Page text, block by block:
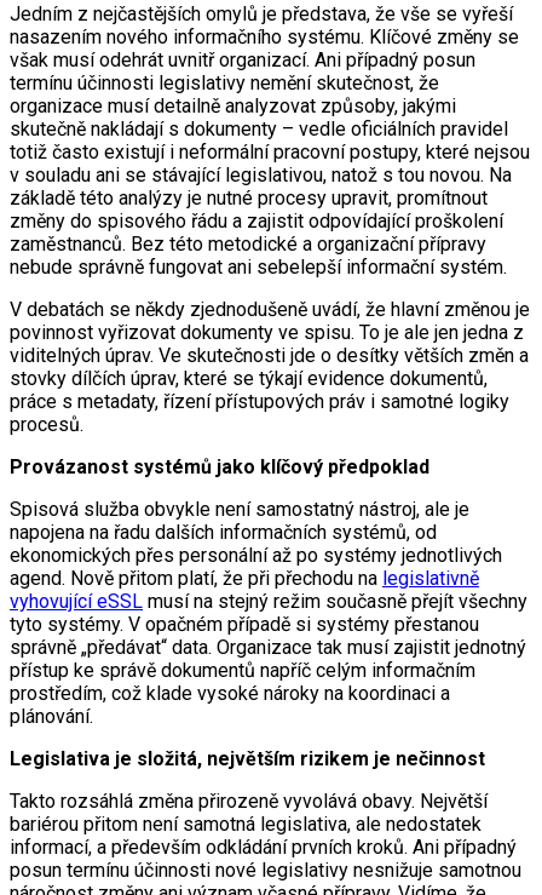
Jedním z nejčastějších omylů je představa, že vše se vyřeší
nasazením nového informačního systému. Klíčové změny se
však musí odehrát uvnitř organizací. Ani případný posun
termínu účinnosti legislativy nemění skutečnost, že
organizace musí detailně analyzovat způsoby, jakými
skutečně nakládají s dokumenty – vedle oficiálních pravidel
totiž často existují i neformální pracovní postupy, které nejsou
v souladu ani se stávající legislativou, natož s tou novou. Na
základě této analýzy je nutné procesy upravit, promítnout
změny do spisového řádu a zajistit odpovídající proškolení
zaměstnanců. Bez této metodické a organizační přípravy
nebude správně fungovat ani sebelepší informační systém.
V debatách se někdy zjednodušeně uvádí, že hlavní změnou je
povinnost vyřizovat dokumenty ve spisu. To je ale jen jedna z
viditelných úprav. Ve skutečnosti jde o desítky větších změn a
stovky dílčích úprav, které se týkají evidence dokumentů,
práce s metadaty, řízení přístupových práv i samotné logiky
procesů.
Provázanost systémů jako klíčový předpoklad
Spisová služba obvykle není samostatný nástroj, ale je
napojena na řadu dalších informačních systémů, od
ekonomických přes personální až po systémy jednotlivých
agend. Nově přitom platí, že při přechodu na legislativně
vyhovující eSSL musí na stejný režim současně přejít všechny
tyto systémy. V opačném případě si systémy přestanou
správně „předávat“ data. Organizace tak musí zajistit jednotný
přístup ke správě dokumentů napříč celým informačním
prostředím, což klade vysoké nároky na koordinaci a
plánování.
Legislativa je složitá, největším rizikem je nečinnost
Takto rozsáhlá změna přirozeně vyvolává obavy. Největší
bariérou přitom není samotná legislativa, ale nedostatek
informací, a především odkládání prvních kroků. Ani případný
posun termínu účinnosti nové legislativy nesnižuje samotnou